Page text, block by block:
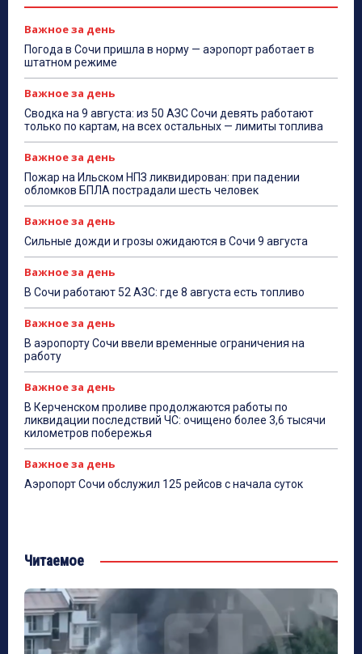
Важное за день
Погода в Сочи пришла в норму — аэропорт работает в
штатном режиме
Важное за день
Сводка на 9 августа: из 50 АЗС Сочи девять работают
только по картам, на всех остальных — лимиты топлива
Важное за день
Пожар на Ильском НПЗ ликвидирован: при падении
обломков БПЛА пострадали шесть человек
Важное за день
Сильные дожди и грозы ожидаются в Сочи 9 августа
Важное за день
В Сочи работают 52 АЗС: где 8 августа есть топливо
Важное за день
В аэропорту Сочи ввели временные ограничения на
работу
Важное за день
В Керченском проливе продолжаются работы по
ликвидации последствий ЧС: очищено более 3,6 тысячи
километров побережья
Важное за день
Аэропорт Сочи обслужил 125 рейсов с начала суток
Читаемое